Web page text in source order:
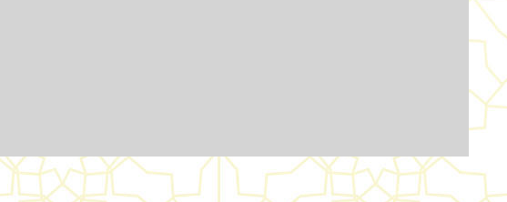
27 Rue Souk Ettrok la Médina Tunis (derrière le